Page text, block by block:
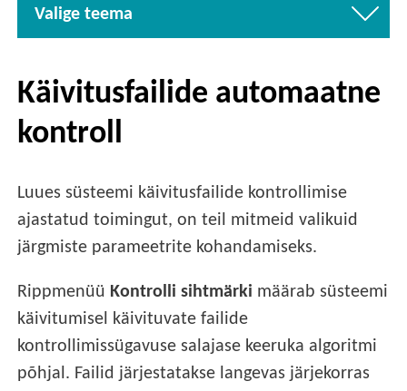
Valige teema
Käivitusfailide automaatne
kontroll
Luues süsteemi käivitusfailide kontrollimise
ajastatud toimingut, on teil mitmeid valikuid
järgmiste parameetrite kohandamiseks.
Rippmenüü Kontrolli sihtmärki määrab süsteemi
käivitumisel käivituvate failide
kontrollimissügavuse salajase keeruka algoritmi
põhjal. Failid järjestatakse langevas järjekorras